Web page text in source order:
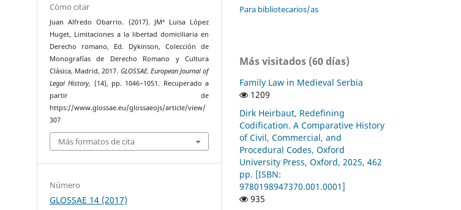
Cómo citar
Juan Alfredo Obarrio. (2017). JMª Luisa López
Huget, Limitaciones a la libertad domiciliaria en
Derecho romano, Ed. Dykinson, Colección de
Monografías de Derecho Romano y Cultura
Clásica, Madrid, 2017. GLOSSAE. European Journal of
Legal History, (14), pp. 1046–1051. Recuperado a
partir de
https://www.glossae.eu/glossaeojs/article/view/
307
Más formatos de cita
Número
GLOSSAE 14 (2017)
Para bibliotecarios/as
Más visitados (60 días)
Family Law in Medieval Serbia
1209
Dirk Heirbaut, Redefining
Codification. A Comparative History
of Civil, Commercial, and
Procedural Codes, Oxford
University Press, Oxford, 2025, 462
pp. [ISBN:
9780198947370.001.0001]
935